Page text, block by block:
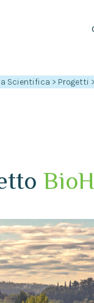
Scientifica > Progetti >